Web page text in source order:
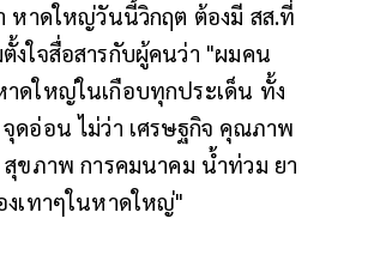
หาดใหญ่วันนี้วิกฤต ต้องมี สส.ที่
งใจสื่อสารกับผู้คนว่า "ผมคน
ดใหญ่ในเกือบทุกประเด็น ทั้ง
ดอ่อน ไม่ว่า เศรษฐกิจ คุณภาพ
สุขภาพ การคมนาคม น้ำท่วม ยา
งเทาๆในหาดใหญ่"